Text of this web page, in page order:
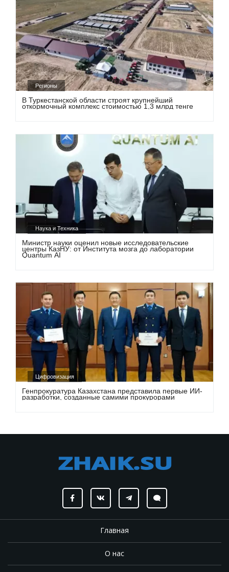
Регионы
В Туркестанской области строят крупнейший
откормочный комплекс стоимостью 1,3 млрд тенге
Наука и Техника
Министр науки оценил новые исследовательские
центры КазНУ: от Института мозга до лаборатории
Quantum AI
Цифровизация
Генпрокуратура Казахстана представила первые ИИ-
разработки, созданные самими прокурорами
Главная
О нас